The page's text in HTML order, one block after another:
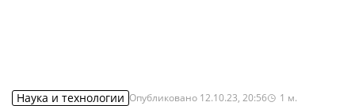
Наука и технологии Опубликовано 12.10.23, 20:56 1 м.